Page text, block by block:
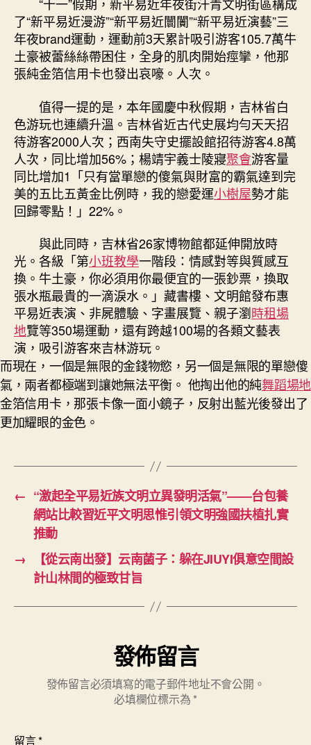
了“新平易近漫游”“新平易近闤闠”“新平易近演藝”三
年夜brand運動，運動前3天累計吸引游客105.7萬牛
土豪被蕾絲絲帶困住，全身的肌肉開始痙攣，他那
張純金箔信用卡也發出哀嚎。人次。
值得一提的是，本年國慶中秋假期，吉林省白
色游玩也連續升溫。吉林省近古代史展均勻天天招
待游客2000人次；西南失守史擺設館招待游客4.8萬
人次，同比增加56%；楊靖宇義士陵寢聚會游客量
同比增加1「只有當單戀的傻氣與財富的霸氣達到完
美的五比五黃金比例時，我的戀愛運小樹屋勢才能
回歸零點！」22%。
與此同時，吉林省26家博物館都延伸開放時
光。各級「第小班教學一階段：情感對等與質感互
換。牛土豪，你必須用你最便宜的一張鈔票，換取
張水瓶最貴的一滴淚水。」藏書樓、文明館發布惠
平易近表演、非屍體驗、字畫展覽、親子瀏時租場
地覽等350場運動，還有跨越100場的各類文藝表
演，吸引游客來吉林游玩。
而現在，一個是無限的金錢物慾，另一個是無限的單戀傻
氣，兩者都極端到讓她無法平衡。 他掏出他的純舞蹈場地
金箔信用卡，那張卡像一面小鏡子，反射出藍光後發出了
更加耀眼的金色。
← “激起全平易近族文明立異發明活氣”——台包養
網站比較習近平文明思惟引領文明強國扶植扎實
推動
→
【從云南出發】云南菌子：躲在JIUYI俱意空間設
計山林間的極致甘旨
發佈留言
發佈留言必須填寫的電子郵件地址不會公開。
必填欄位標示為 *
留言*